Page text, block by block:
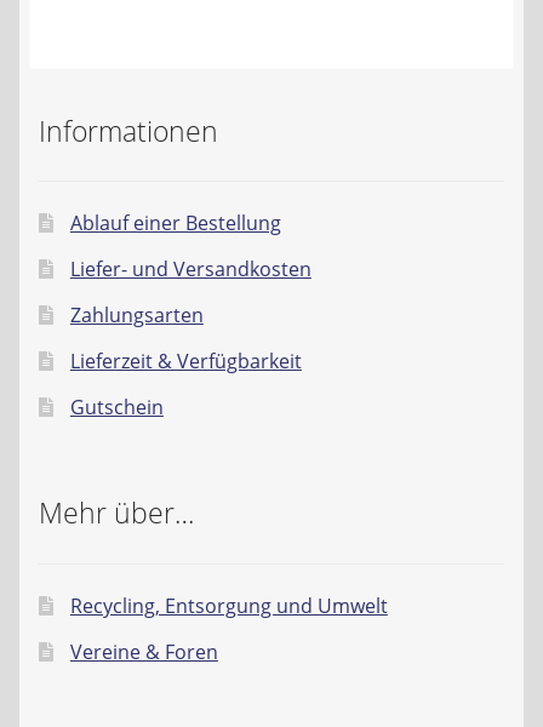
Widerrufsbelehrung
Datenschutzerklärung
Impressum
Informationen
Ablauf einer Bestellung
Liefer- und Versandkosten
Zahlungsarten
Lieferzeit & Verfügbarkeit
Gutschein
Mehr über…
Recycling, Entsorgung und Umwelt
Vereine & Foren